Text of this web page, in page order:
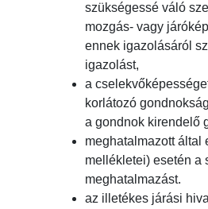
szükségessé váló
mozgás- vagy
ennek igazolásáról
igazolást,
a
korlátozó
a gondnok kirendelő
meghatalmazott által
mellékletei) esetén a
meghatalmazást.
az illetékes járási